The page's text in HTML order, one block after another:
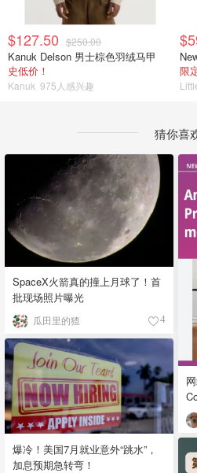
$127.50 $250.00
Kanuk Delson 男士棕色羽绒马甲
史低价！
Kanuk 975人感兴趣
限
猜你喜
SpaceX火箭真的撞上月球了！首
批现场照片曝光
瓜田里的猹 4
爆冷！美国7月就业意外“跳水”，
加息预期急转弯！